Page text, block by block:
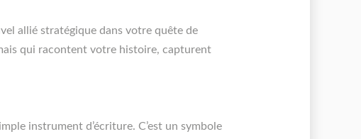
allié stratégique dans votre quête de
qui racontent votre histoire, capturent
instrument d’écriture. C’est un symbole